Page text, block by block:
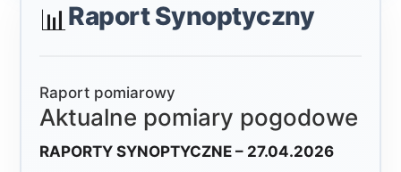
📊Raport Synoptyczny
Raport pomiarowy
Aktualne pomiary pogodowe
RAPORTY SYNOPTYCZNE – 27.04.2026